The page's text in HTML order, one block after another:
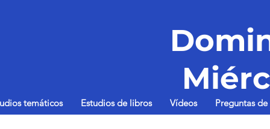
temáticos Estudios de libros Vídeos Preguntas